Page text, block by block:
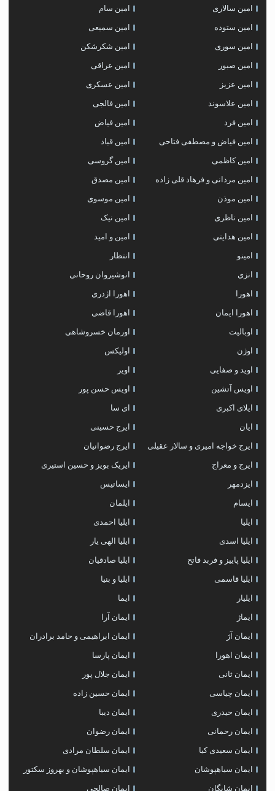
امین سالاری امین سام
امین ستوده امین سمیعی
امین سوری امین شکرشکن
امین صبور امین عراقی
امین عزیز امین عسکری
امین علاسوند امین فالجی
امین فرد امین فیاض
امین فیاض و مصطفی فتاحی امین قباد
امین کاظمی امین گروسی
امین مردانی و فرهاد قلی زاده امین مصدق
امین موذن امین موسوی
امین ناظری امین نیک
امین هدایتی امین و امید
امینو انتظار
انزی انوشیروان روحانی
اهورا اهورا اژدری
اهورا ایمان اهورا قاضی
اوبالیت اورمان خسروشاهی
اوژن اولیکس
اوید و صفایی اویر
اویس آتشین اویس حسن پور
ايلاى اكبرى ای سا
ایان ایرج حسینی
ایرج خواجه امیری و سالار عقیلی ایرج رضوانیان
ایرج و معراج ایریک بویز و حسین استیری
ایزدمهر ایساتیس
ایسام ایلمان
ایلیا ایلیا احمدی
ایلیا اسدی ایلیا الهی یار
ایلیا پاییز و فربد فاتح ایلیا صادقیان
ایلیا قاسمی ایلیا و بنیا
ایلیار ایما
ایماژ ایمان آرا
ایمان آژ ایمان ابراهیمی و حامد برادران
ایمان اهورا ایمان پارسا
ایمان ثانی ایمان جلال پور
ایمان چیاسی ایمان حسین زاده
ایمان حیدری ایمان دیبا
ایمان رحمانی ایمان رضوان
ایمان سعیدی کیا ایمان سلطان مرادی
ایمان سیاهپوشان ایمان سیاهپوشان و بهروز سکتور
ایمان شایگان ایمان صالحی